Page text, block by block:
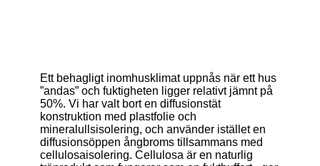
Ett behagligt inomhusklimat uppnås när ett hus
”andas” och fuktigheten ligger relativt jämnt på
50%. Vi har valt bort en diffusionstät
konstruktion med plastfolie och
mineralullsisolering, och använder istället en
diffusionsöppen ångbroms tillsammans med
cellulosaisolering. Cellulosa är en naturlig